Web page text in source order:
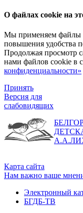
О файлах cookie на
Мы применяем файлы
повышения удобства
Продолжая просмотр
нами файлов cookie в
конфиденциальности»
Принять
Версия для
слабовидящих
Карта сайта
Нам важно ваше
Электронный
БГДБ-ТВ